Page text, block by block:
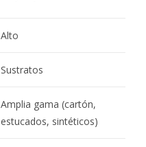
Alto
Sustratos
Amplia gama (cartón,
estucados, sintéticos)